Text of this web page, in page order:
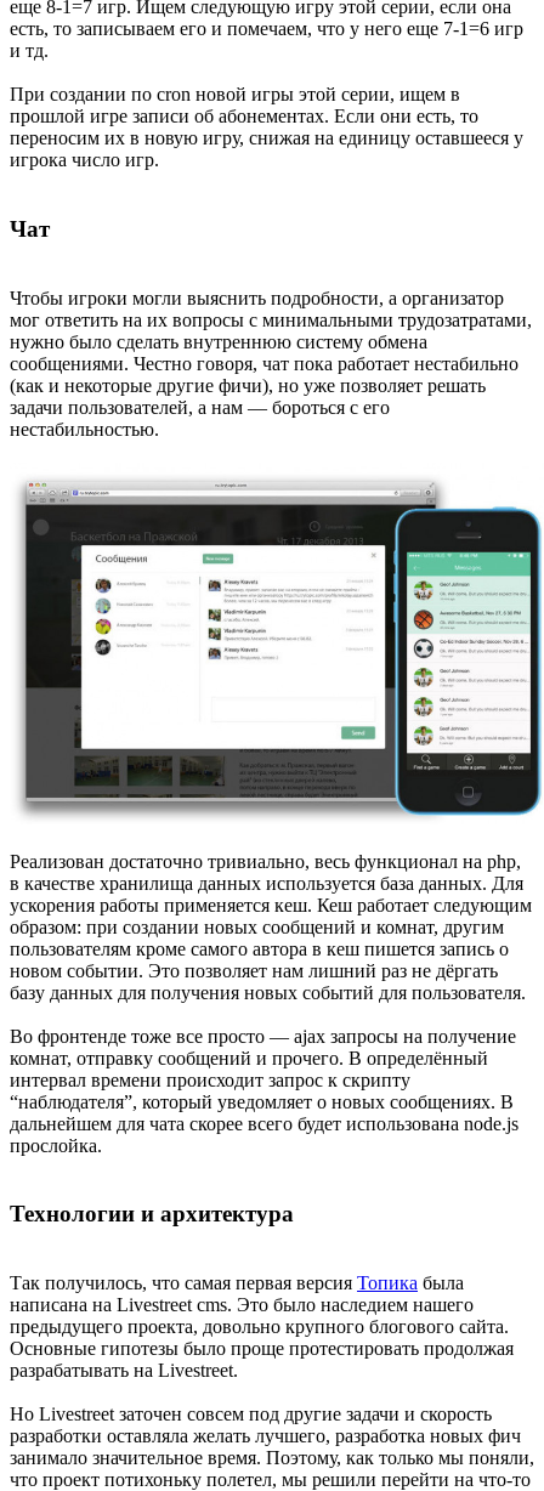
еще 8-1=7 игр. Ищем следующую игру этой серии, если она
есть, то записываем его и помечаем, что у него еще 7-1=6 игр
и тд.
При создании по cron новой игры этой серии, ищем в
прошлой игре записи об абонементах. Если они есть, то
переносим их в новую игру, снижая на единицу оставшееся у
игрока число игр.
Чат
Чтобы игроки могли выяснить подробности, а организатор
мог ответить на их вопросы с минимальными трудозатратами,
нужно было сделать внутреннюю систему обмена
сообщениями. Честно говоря, чат пока работает нестабильно
(как и некоторые другие фичи), но уже позволяет решать
задачи пользователей, а нам — бороться с его
нестабильностью.
Реализован достаточно тривиально, весь функционал на php,
в качестве хранилища данных используется база данных. Для
ускорения работы применяется кеш. Кеш работает следующим
образом: при создании новых сообщений и комнат, другим
пользователям кроме самого автора в кеш пишется запись о
новом событии. Это позволяет нам лишний раз не дёргать
базу данных для получения новых событий для пользователя.
Во фронтенде тоже все просто — ajax запросы на получение
комнат, отправку сообщений и прочего. В определённый
интервал времени происходит запрос к скрипту
“наблюдателя”, который уведомляет о новых сообщениях. В
дальнейшем для чата скорее всего будет использована node.js
прослойка.
Технологии и архитектура
Так получилось, что самая первая версия Топика была
написана на Livestreet cms. Это было наследием нашего
предыдущего проекта, довольно крупного блогового сайта.
Основные гипотезы было проще протестировать продолжая
разрабатывать на Livestreet.
Но Livestreet заточен совсем под другие задачи и скорость
разработки оставляла желать лучшего, разработка новых фич
занимало значительное время. Поэтому, как только мы поняли,
что проект потихоньку полетел, мы решили перейти на что-то